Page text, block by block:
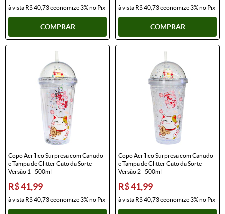
à vista R$ 40,73economize3%no Pix
COMPRAR
à vista R$ 40,73economize3%no Pix
COMPRAR
Copo Acrílico Surpresa com Canudo
e Tampa de Glitter Gato da Sorte
Versão 1 - 500ml
R$ 41,99
à vista R$ 40,73economize3%no Pix
Copo Acrílico Surpresa com Canudo
e Tampa de Glitter Gato da Sorte
Versão 2 - 500ml
R$ 41,99
à vista R$ 40,73economize3%no Pix